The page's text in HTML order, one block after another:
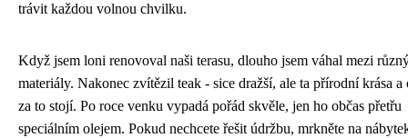
trávit každou volnou chvilku.
Když jsem loni renovoval naši terasu, dlouho jsem váhal mezi
materiály. Nakonec zvítězil teak - sice dražší, ale ta přírodní krása a
za to stojí. Po roce venku vypadá pořád skvěle, jen ho občas přetřu
speciálním olejem. Pokud nechcete řešit údržbu, mrkněte na